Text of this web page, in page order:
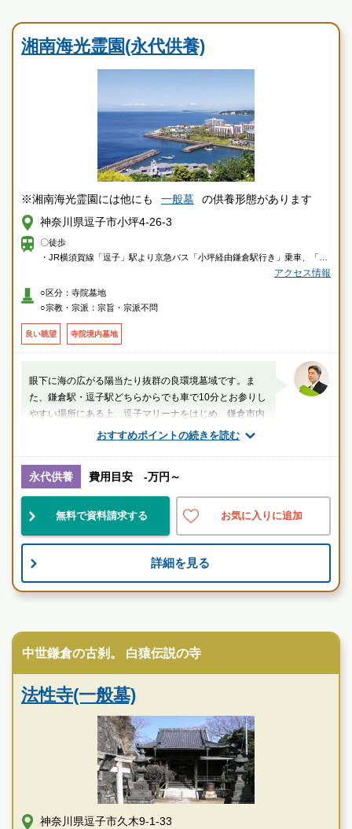
す
湘南海光霊園の特徴
湘南海光霊園(永代供養)
※湘南海光霊園には他にも 一般墓
の供養形態があります
神奈川県逗子市小坪4-26-3
〇徒歩
・JR横須賀線「逗子」駅より京急バス「小坪経由鎌倉駅行き」乗車、「小
・JR横須賀線「鎌倉」駅より京急バス「小坪経由逗子駅行き」乗車、「小
坪」下車徒歩約4分
〇車
・横浜横須賀道路「逗子インター」または「朝比奈インター」より約13分
アクセス情報
○区分：寺院墓地
○宗教・宗派：宗旨・宗派不問
良い眺望 寺院境内墓地
おすすめポイントの続きを読む
眼下に海の広がる陽当たり抜群の良環境墓域です。ま
た、鎌倉駅・逗子駅どちらからでも車で10分とお参りし
やすい場所にある上、逗子マリーナをはじめ、鎌倉市内
散策などレジャーをかねたお墓参りができます。
厚生労働省認定 葬祭ディレクター技能審査
1級葬祭ディレクター 田中（業界歴15年）
神奈川県 逗子市
綺麗 民営 景観良
お墓のことなら何でもご相談ください
霊園墓地のプロフェッショナルが無料でご案内いたしま
す
湘南海光霊園の特徴
永代供養 費用目安 -万円～
無料で資料請求する お気に入りに追加
詳細を見る
中世鎌倉の古刹。 白猿伝説の寺
法性寺(一般墓)
神奈川県逗子市久木9-1-33